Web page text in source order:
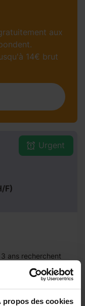
propos des cookies
F)
Urgent
ans recherchent
jeudi, vendredi
2026. Vous êtes
et ponctuel(le),
aux
14€ brut